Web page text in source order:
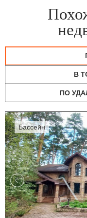
В
ПО
бассейн